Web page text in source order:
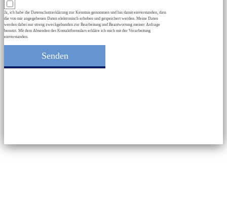
Ja, ich habe die Datenschutzerklärung zur Kenntnis genommen und bin damit einverstanden, dass
die von mir angegebenen Daten elektronisch erhoben und gespeichert werden. Meine Daten
werden dabei nur streng zweckgebunden zur Bearbeitung und Beantwortung meiner Anfrage
benutzt. Mit dem Absenden des Kontaktformulars erkläre ich mich mit der Verarbeitung
einverstanden.
Senden